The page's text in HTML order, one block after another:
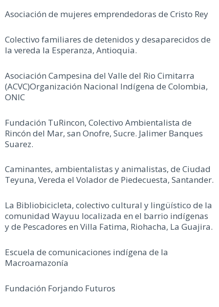
Asociación de mujeres emprendedoras de Cristo Rey
Colectivo familiares de detenidos y desaparecidos de
la vereda la Esperanza, Antioquia.
Asociación Campesina del Valle del Rio Cimitarra
(ACVC)Organización Nacional Indígena de Colombia,
ONIC
Fundación TuRincon, Colectivo Ambientalista de
Rincón del Mar, san Onofre, Sucre. Jalimer Banques
Suarez.
Caminantes, ambientalistas y animalistas, de Ciudad
Teyuna, Vereda el Volador de Piedecuesta, Santander.
La Bibliobicicleta, colectivo cultural y lingüístico de la
comunidad Wayuu localizada en el barrio indígenas
y de Pescadores en Villa Fatima, Riohacha, La Guajira.
Escuela de comunicaciones indígena de la
Macroamazonía
Fundación Forjando Futuros